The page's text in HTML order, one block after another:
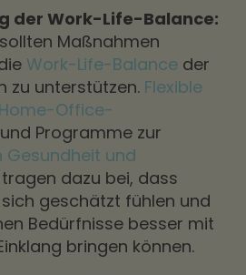
der Work-Life-Balance:
Maßnahmen
Work-Life-Balance der
zu unterstützen. Flexible
Home-Office-
und Programme zur
Gesundheit und
tragen dazu bei, dass
geschätzt fühlen und
Bedürfnisse besser mit
bringen können.